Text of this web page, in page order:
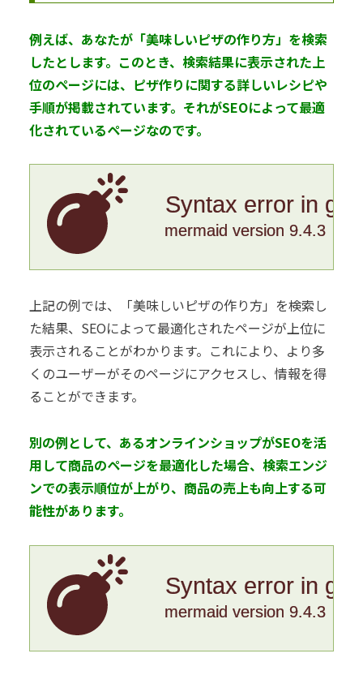
例えば、あなたが「美味しいピザの作り方」を検索
したとします。このとき、検索結果に表示された上
位のページには、ピザ作りに関する詳しいレシピや
手順が掲載されています。それがSEOによって最適
化されているページなのです。
Syntax error in
mermaid version 9.4.3
上記の例では、「美味しいピザの作り方」を検索し
た結果、SEOによって最適化されたページが上位に
表示されることがわかります。これにより、より多
くのユーザーがそのページにアクセスし、情報を得
ることができます。
別の例として、あるオンラインショップがSEOを活
用して商品のページを最適化した場合、検索エンジ
ンでの表示順位が上がり、商品の売上も向上する可
能性があります。
Syntax error in
mermaid version 9.4.3